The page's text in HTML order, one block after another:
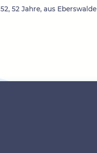
52 Jahre, aus Eberswalde